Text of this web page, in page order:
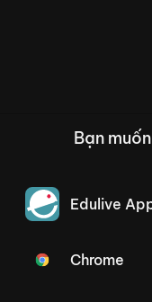
Bạn
Edulive
Chrome